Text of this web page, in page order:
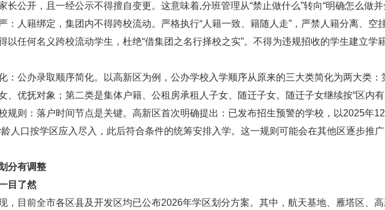
长公开，且一经公示不得擅自变更。这意味着,分班管理从“禁止做什么”转向“明确怎么做并
人籍绑定，集团内不得跨校流动。严格执行“人籍一致、籍随人走”，严禁人籍分离、空
以任何名义跨校流动学生，杜绝“借集团之名行择校之实”。不得为违规招收的学生建立学
公办录取顺序简化。以高新区为例，公办学校入学顺序从原来的三大类简化为两大类：
、优抚对象；第二类是集体户籍、公租房承租人子女、随迁子女。随迁子女继续按“区内有
则：落户时间节点是关键。高新区首次明确提出：已发布招生预警的学校，以2025年12
龄人口按学区应入尽入，此后符合条件的统筹安排入学。这一规则可能会在其他区逐步推
分有调整
目了然
目前全市各区县及开发区均已公布2026年学区划分方案。其中，航天基地、雁塔区、高